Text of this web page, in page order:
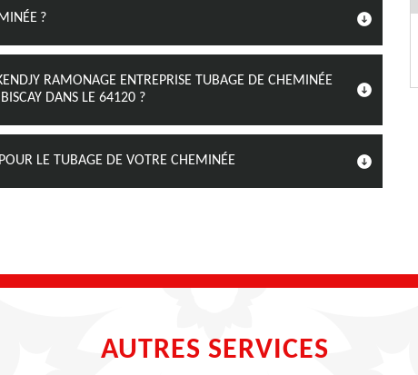
?
RAMONAGE ENTREPRISE TUBAGE DE CHEMINÉE
DANS LE 64120 ?
LE TUBAGE DE VOTRE CHEMINÉE
AUTRES SERVICES